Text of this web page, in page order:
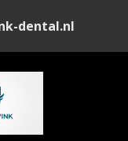
dental.nl